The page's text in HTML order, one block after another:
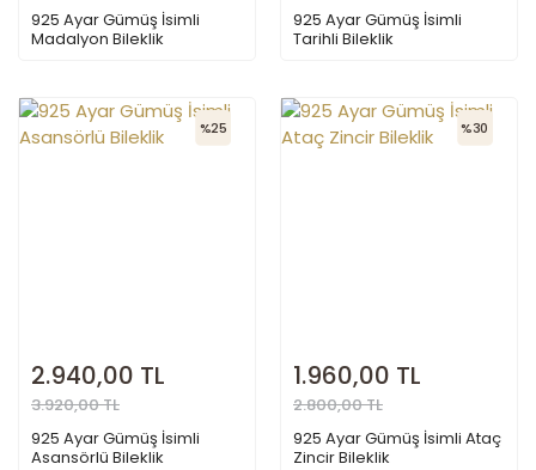
925 Ayar Gümüş İsimli
Madalyon Bileklik
925 Ayar Gümüş İsimli
Tarihli Bileklik
%25
2.940,00 TL
3.920,00 TL
925 Ayar Gümüş İsimli
Asansörlü Bileklik
%30
1.960,00 TL
2.800,00 TL
925 Ayar Gümüş İsimli Ataç
Zincir Bileklik